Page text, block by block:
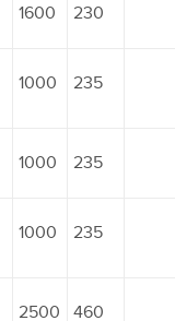
1600 230
1000 235
1000 235
1000 235
2500 460